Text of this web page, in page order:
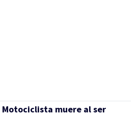
Motociclista muere al ser